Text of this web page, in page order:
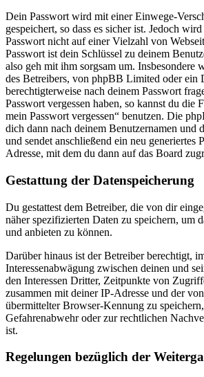
Dein Passwort wird mit einer Einwege-
gespeichert, so dass es sicher ist. Jedoch
Passwort nicht auf einer Vielzahl von
Passwort ist dein Schlüssel zu deinem
also geh mit ihm sorgsam um. Insbesondere
des Betreibers, von phpBB Limited oder ein
berechtigterweise nach deinem Passwort
Passwort vergessen haben, so kannst du die
mein Passwort vergessen“ benutzen. Die
dich dann nach deinem Benutzernamen und
und sendet anschließend ein neu generiertes
Adresse, mit dem du dann auf das Board
Gestattung der Datenspeicherung
Du gestattest dem Betreiber, die von dir
näher spezifizierten Daten zu speichern, um
und anbieten zu können.
Darüber hinaus ist der Betreiber berechtigt,
Interessenabwägung zwischen deinen und
den Interessen Dritter, Zeitpunkte von
zusammen mit deiner IP-Adresse und der
übermittelter Browser-Kennung zu
Gefahrenabwehr oder zur rechtlichen
ist.
Regelungen bezüglich der